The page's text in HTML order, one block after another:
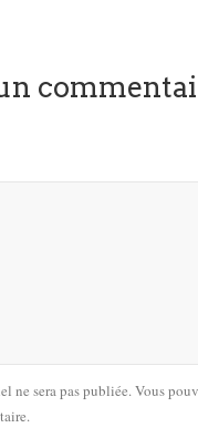
ne sera pas publiée. Vous